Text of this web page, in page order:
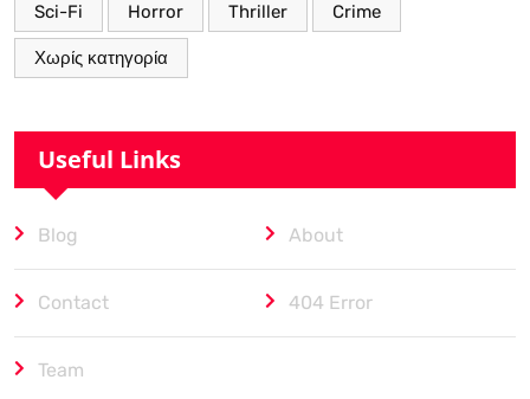
Sci-Fi Horror Thriller Crime
Χωρίς κατηγορία
Useful Links
Blog About
Contact 404 Error
Team